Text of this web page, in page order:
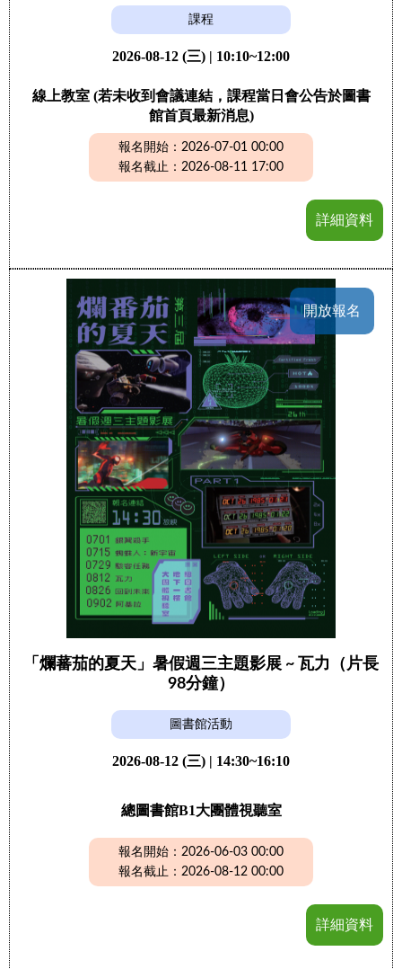
課程
2026-08-12 (三) | 10:10~12:00
線上教室 (若未收到會議連結，課程當日會公告於圖書
館首頁最新消息)
報名開始：2026-07-01 00:00
報名截止：2026-08-11 17:00
詳細資料
開放報名
「爛蕃茄的夏天」暑假週三主題影展 ~ 瓦力（片長
98分鐘）
圖書館活動
2026-08-12 (三) | 14:30~16:10
總圖書館B1大團體視聽室
報名開始：2026-06-03 00:00
報名截止：2026-08-12 00:00
詳細資料